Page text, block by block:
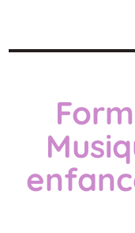
école
Villeneuve
d'Ascq
Lille